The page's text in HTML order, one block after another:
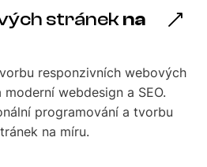
stránekna
responzivních webových
webdesign a SEO.
programování a tvorbu
na míru.